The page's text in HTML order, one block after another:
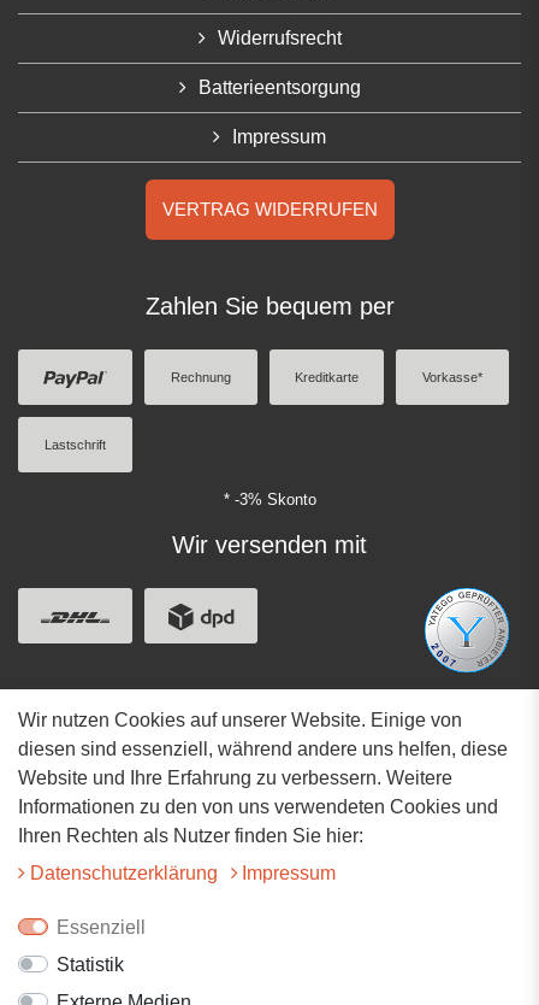
Widerrufsrecht
Batterieentsorgung
Impressum
VERTRAG WIDERRUFEN
Zahlen Sie bequem per
Rechnung Kreditkarte Vorkasse*
Lastschrift
* -3% Skonto
Wir versenden mit
Adresse
Hauptstrasse 34
73117 Wangen
07161-9566068
Wir nutzen Cookies auf unserer Website. Einige von
diesen sind essenziell, während andere uns helfen, diese
Website und Ihre Erfahrung zu verbessern. Weitere
Informationen zu den von uns verwendeten Cookies und
Ihren Rechten als Nutzer finden Sie hier:
Daten­schutz­erklärung
Impressum
Essenziell
Statistik